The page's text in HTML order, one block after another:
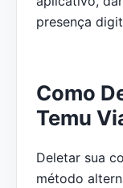
presença
Como
Temu
Deletar sua
método